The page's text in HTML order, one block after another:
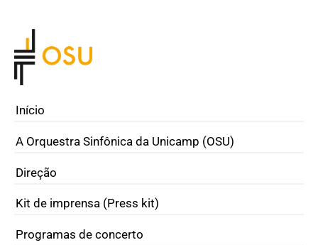
Início
A Orquestra Sinfônica da Unicamp (OSU)
Direção
Kit de imprensa (Press kit)
Programas de concerto